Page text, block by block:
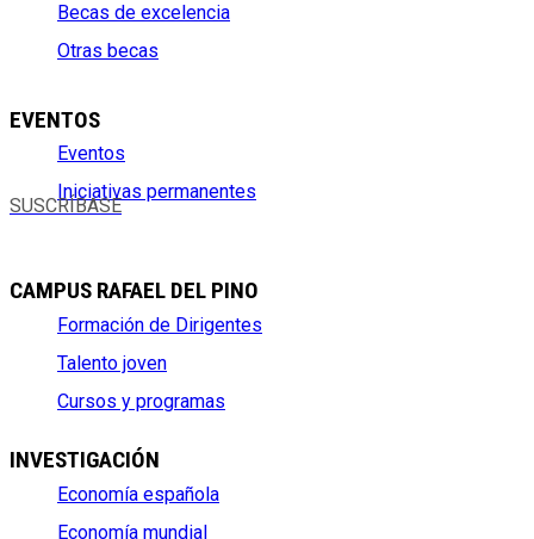
Becas de excelencia
Otras becas
EVENTOS
Eventos
Iniciativas permanentes
SUSCRÍBASE
CAMPUS RAFAEL DEL PINO
Formación de Dirigentes
Talento joven
Cursos y programas
INVESTIGACIÓN
Economía española
Economía mundial